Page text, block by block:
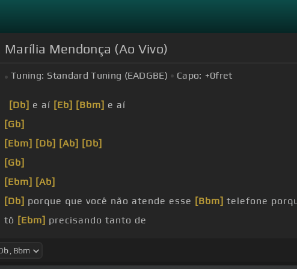
Marília Mendonça (Ao Vivo)
Tuning: Standard Tuning (EADGBE) Capo: +0fret
[Db] e aí [Eb] [Bbm] e aí
[Gb]
[Ebm] [Db] [Ab] [Db]
[Gb]
[Ebm] [Ab]
[Db] porque que você não atende esse [Bbm] telefone
tô [Ebm] precisando tanto de